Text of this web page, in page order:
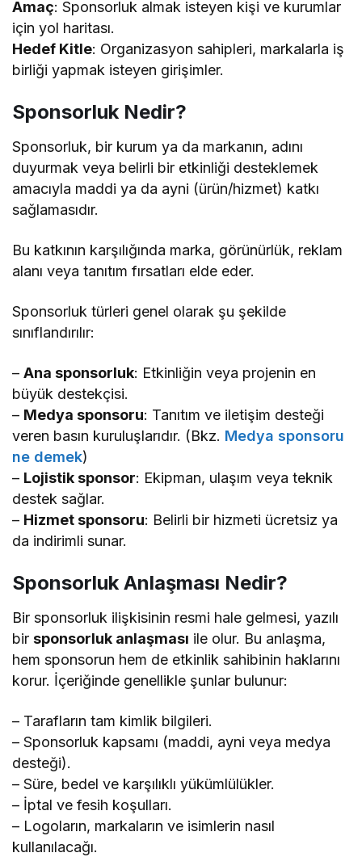
Amaç: Sponsorluk almak isteyen kişi ve kurumlar
için yol haritası.
Hedef Kitle: Organizasyon sahipleri, markalarla iş
birliği yapmak isteyen girişimler.
Sponsorluk Nedir?
Sponsorluk, bir kurum ya da markanın, adını
duyurmak veya belirli bir etkinliği desteklemek
amacıyla maddi ya da ayni (ürün/hizmet) katkı
sağlamasıdır.
Bu katkının karşılığında marka, görünürlük, reklam
alanı veya tanıtım fırsatları elde eder.
Sponsorluk türleri genel olarak şu şekilde
sınıflandırılır:
–Ana sponsorluk: Etkinliğin veya projenin en
büyük destekçisi.
– Medya sponsoru: Tanıtım ve iletişim desteği
veren basın kuruluşlarıdır. (Bkz. Medya sponsoru
ne demek)
– Lojistik sponsor: Ekipman, ulaşım veya teknik
destek sağlar.
– Hizmet sponsoru: Belirli bir hizmeti ücretsiz ya
da indirimli sunar.
Sponsorluk Anlaşması Nedir?
Bir sponsorluk ilişkisinin resmi hale gelmesi, yazılı
birsponsorluk anlaşması ile olur. Bu anlaşma,
hem sponsorun hem de etkinlik sahibinin haklarını
korur. İçeriğinde genellikle şunlar bulunur:
– Tarafların tam kimlik bilgileri.
– Sponsorluk kapsamı (maddi, ayni veya medya
desteği).
– Süre, bedel ve karşılıklı yükümlülükler.
– İptal ve fesih koşulları.
– Logoların, markaların ve isimlerin nasıl
kullanılacağı.